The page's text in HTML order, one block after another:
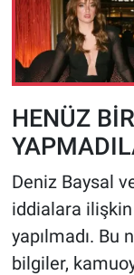
HENÜZ
Deniz Baysal
iddialara
yapılmadı.
bilgiler,